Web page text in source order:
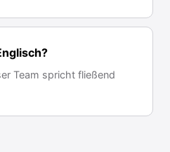
Team spricht fließend